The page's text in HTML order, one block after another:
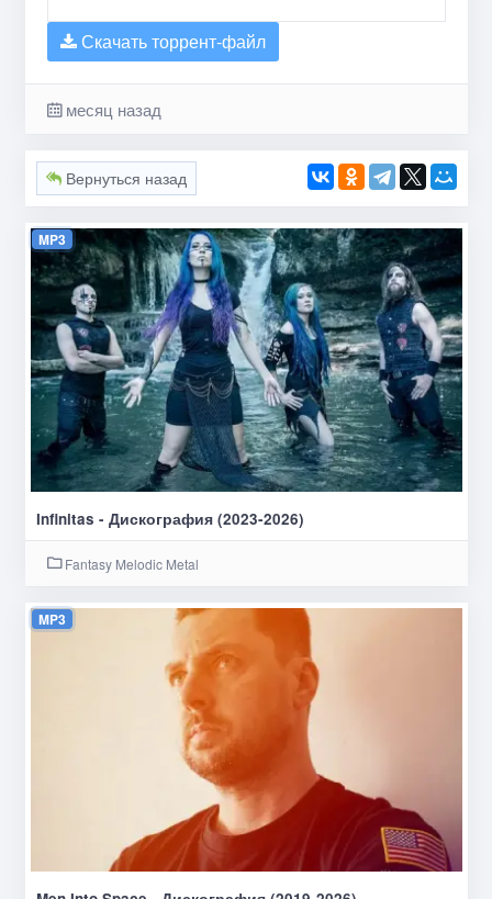
Скачать торрент-файл
месяц назад
Вернуться назад
MP3
Infinitas - Дискография (2023-2026)
Fantasy Melodic Metal
MP3